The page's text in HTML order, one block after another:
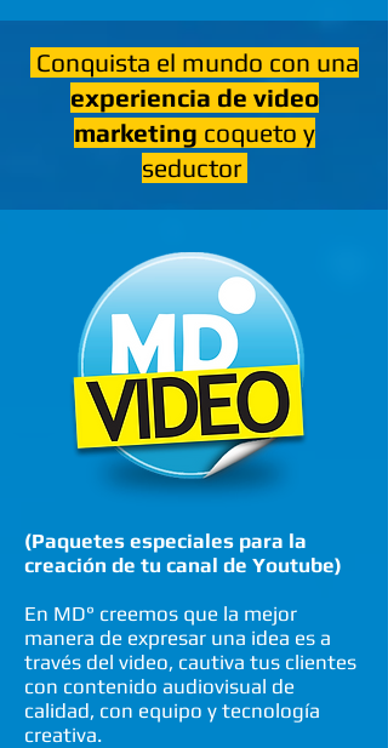
Conquista el mundo con una
experiencia de video
marketing coqueto y
seductor
(Paquetes especiales para la
creación de tu canal de Youtube)
En MD° creemos que la mejor
manera de expresar una idea es a
través del video, cautiva tus clientes
con contenido audiovisual de
calidad, con equipo y tecnología
creativa.